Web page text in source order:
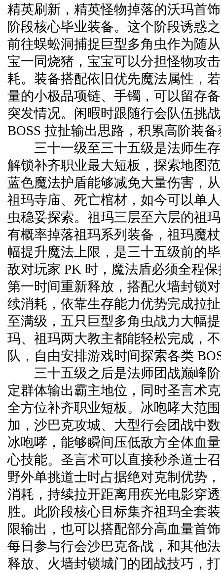
精英刷新，精英怪物掉落的沃玛首
阶段核心毕业装备。这个阶段诱惑
前往蜈蚣洞捕捉巨型多角虫作为随
宝一同烧猪，宝宝可以分担怪物攻
耗。装备搭配依旧优先魔法属性，
量的小极品项链、手镯，可以留存
突发情况。闲暇时跟随行会队伍挑
BOSS 拉扯输出思路，积累高阶装
三十一级至三十五级是法师生存
解锁补齐职业最大短板，探索地图
蓝色魔法护盾能够减免大量伤害，
祖玛寺庙、死亡棺材，如今可以单
虫稳妥探索。祖玛三层至六层的祖
有概率掉落祖玛系列装备，祖玛魔
幅提升魔法上限，是三十五级前的
敌对玩家 PK 时，魔法盾必须全程
第一时间重新释放，搭配火墙封锁
续消耗，依靠生存能力优势完成拉
至满级，五只巨型多角虫战力大幅
玛、祖玛两大教主都能轻松完成，
队，自由安排游戏时间探索各类
三十五级之后是法师团战巅峰阶
定群体输出霸主地位，同时圣言术
全方位补齐职业短板。冰咆哮大范
加，沙巴克攻城、大型行会团战中
冰咆哮，能够瞬间压低敌方全体血
心技能。圣言术可以直接秒杀道士
野外单挑道士时占据绝对克制优势
消耗，持续拉开距离用疾光电影穿
胜。此阶段核心目标集齐祖玛全套
限输出，也可以搭配部分高血量首
每日参与行会沙巴克备战，和其他
释放、火墙封锁城门的团战技巧，